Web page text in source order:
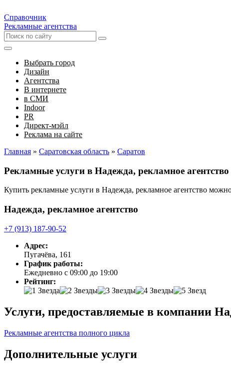
Справочник
Рекламные агентства
Выбрать город
Дизайн
Агентства
В интернете
в СМИ
Indoor
PR
Директ-мэйл
Реклама на сайте
Главная » Саратовская область » Саратов
Рекламные услуги в Надежда, рекламное
Купить рекламные услуги в Надежда, рекламное агентство
Надежда, рекламное агентство
+7 (913) 187-90-52
Адрес:
Пугачёва, 161
График работы:
Ежедневно с 09:00 до 19:00
Рейтинг:
Услуги, предоставляемые в компании
Рекламные агентства полного цикла
Дополнительные услуги